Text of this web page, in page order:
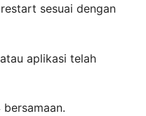
sesuai dengan
aplikasi telah